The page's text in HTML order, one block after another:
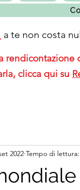
a te non costa
clicca qui su
2022 Tempo di